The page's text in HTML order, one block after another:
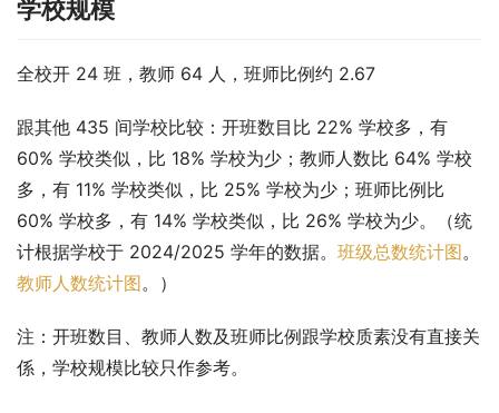
学校规模
全校开 24 班，教师 64 人，班师比例约 2.67
跟其他 435 间学校比较：开班数目比 22% 学校多，有
60% 学校类似，比 18% 学校为少；教师人数比 64% 学校
多，有 11% 学校类似，比 25% 学校为少；班师比例比
60% 学校多，有 14% 学校类似，比 26% 学校为少。（统
计根据学校于 2024/2025 学年的数据。 班级总数统计图。
教师人数统计图。）
注：开班数目、教师人数及班师比例跟学校质素没有直接关
係，学校规模比较只作参考。